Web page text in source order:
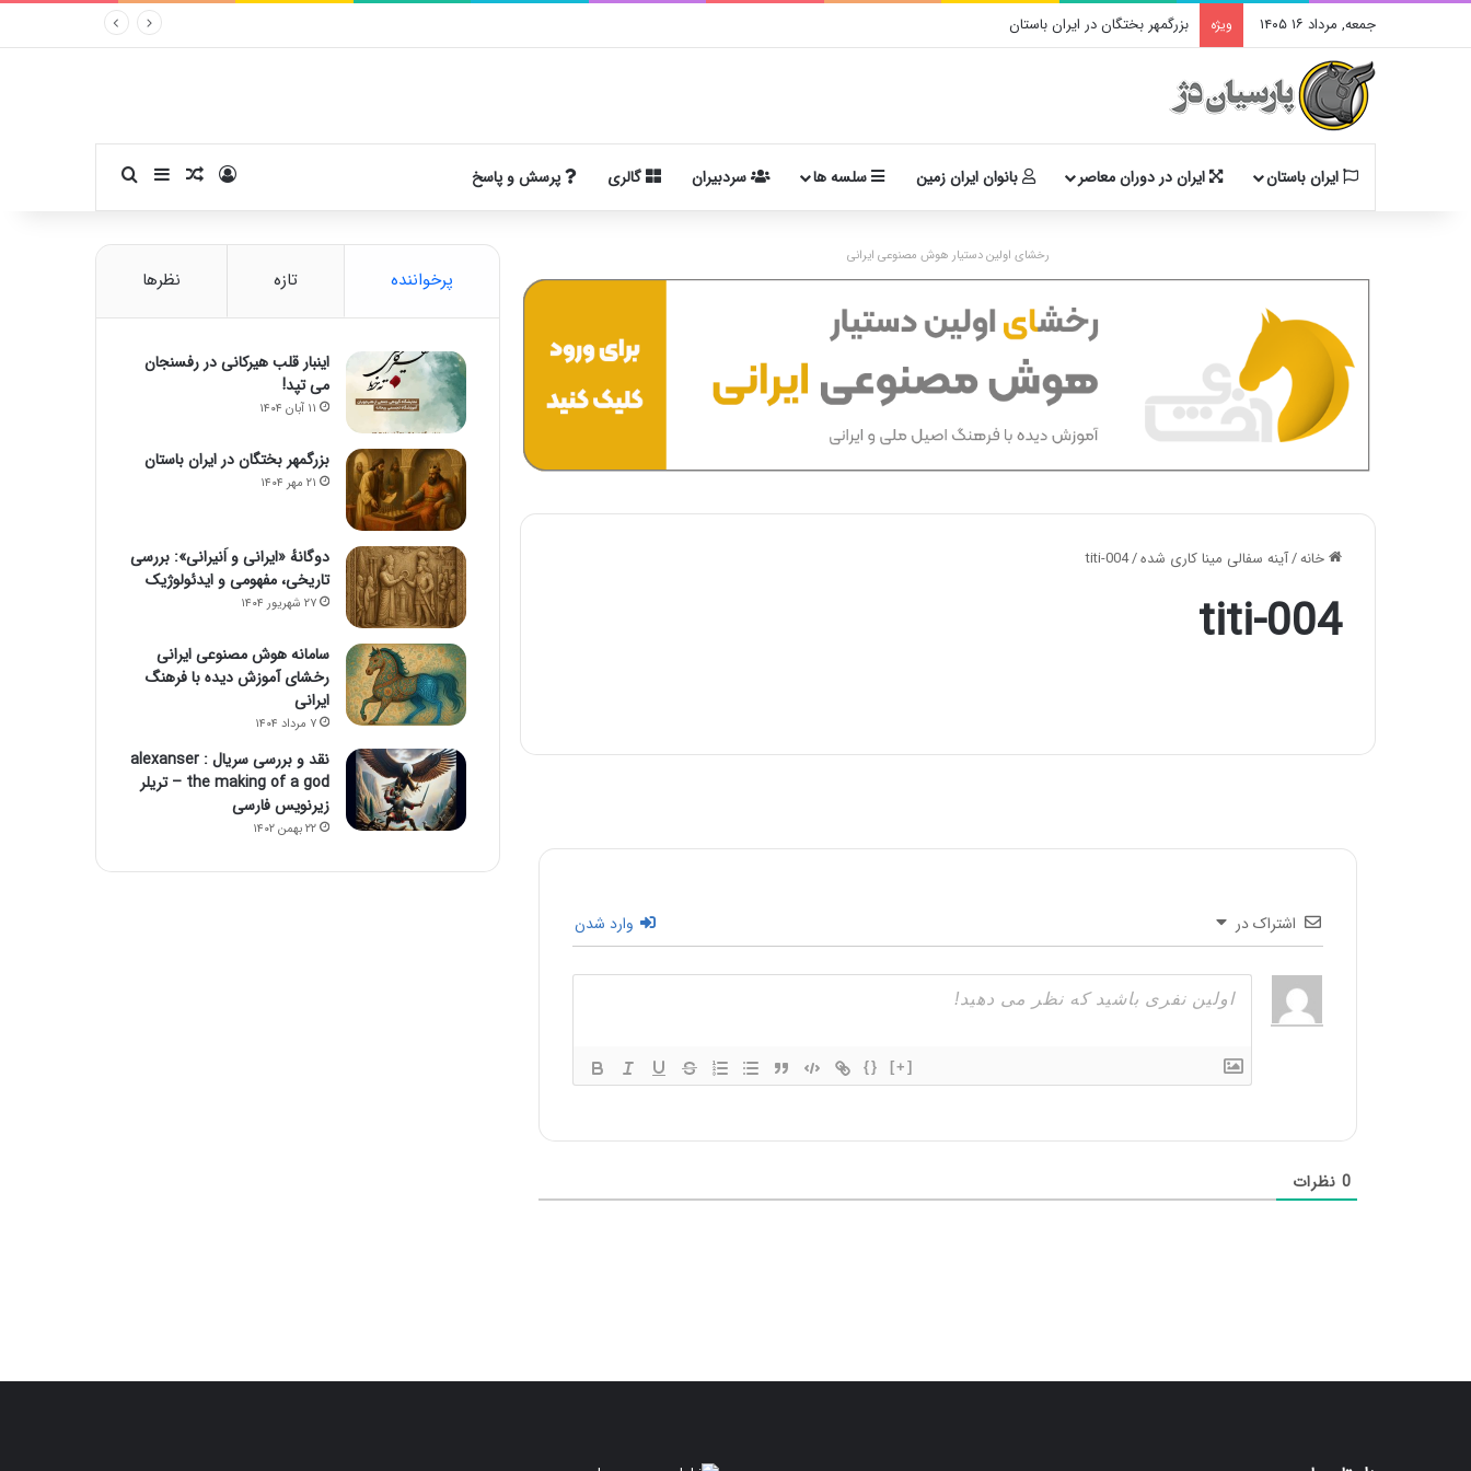
جمعه, مرداد ۱۶ ۱۴۰۵ ویژه بزرگمهر بختگان در ایران باستان
ایران باستان ایران در دوران معاصر بانوان ایران زمین سلسه ها سردبیران گالری پرسش و پاسخ ورودنوشته تصادفی
سایدبارجستجو برای
رخشای اولین دستیار هوش مصنوعی ایرانی
خانه/آینه سفالی مینا کاری شده/
titi-004
titi-004
اشتراک در وارد شدن
{} [+]
0 نظرات
پرخواننده تازه نظرها
اینبار قلب هیرکانی در رفسنجان
می تپد!
۱۱ آبان ۱۴۰۴
بزرگمهر بختگان در ایران باستان
۲۱ مهر ۱۴۰۴
دوگانهٔ «ایرانی و اَنیرانی»: بررسی
تاریخی، مفهومی و ایدئولوژیک
۲۷ شهریور ۱۴۰۴
سامانه هوش مصنوعی ایرانی
رخشای آموزش دیده با فرهنگ
ایرانی
۷ مرداد ۱۴۰۴
نقد و بررسی سریال alexanser :
the making of a god – تریلر
زیرنویس فارسی
۲۲ بهمن ۱۴۰۲